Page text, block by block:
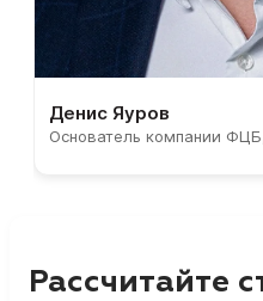
Денис Яуров
Основатель компании
Рассчитайте